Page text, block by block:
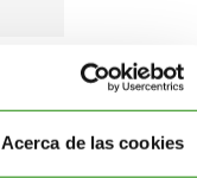
Acerca de las cookies